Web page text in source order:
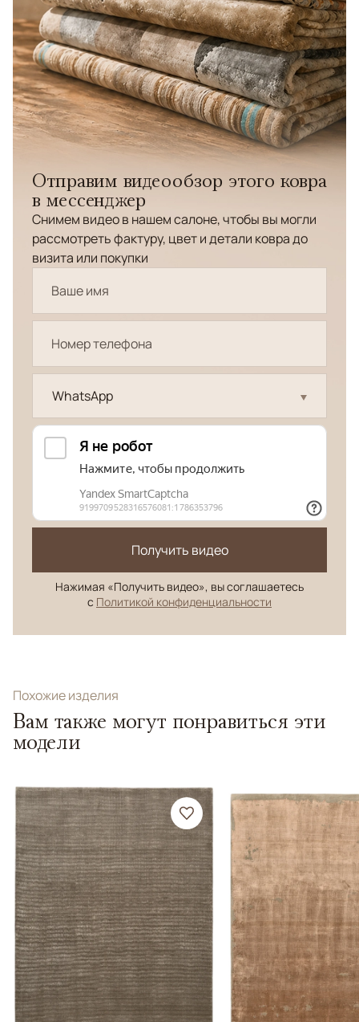
Отправим видеообзор этого ковра
в мессенджер
Снимем видео в нашем салоне, чтобы вы могли
рассмотреть фактуру, цвет и детали ковра до
визита или покупки
WhatsApp
Получить видео
Нажимая «Получить видео», вы соглашаетесь
с Политикой конфиденциальности
Похожие изделия
Вам также могут понравиться эти
модели